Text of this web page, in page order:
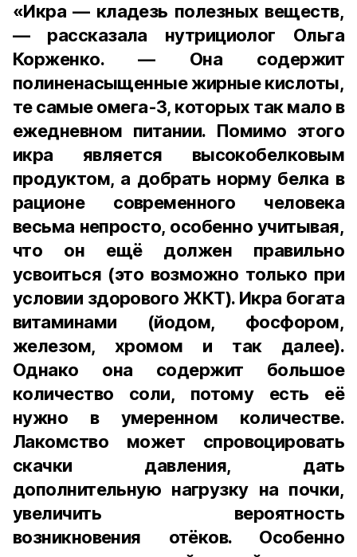
«Икра — кладезь полезных веществ,
— рассказала нутрициолог Ольга
Корженко. — Она содержит
полиненасыщенные жирные кислоты,
те самые омега-3, которых так мало в
ежедневном питании. Помимо этого
икра является высокобелковым
продуктом, а добрать норму белка в
рационе современного человека
весьма непросто, особенно учитывая,
что он ещё должен правильно
усвоиться (это возможно только при
условии здорового ЖКТ). Икра богата
витаминами (йодом, фосфором,
железом, хромом и так далее).
Однако она содержит большое
количество соли, потому есть её
нужно в умеренном количестве.
Лакомство может спровоцировать
скачки давления, дать
дополнительную нагрузку на почки,
увеличить вероятность
возникновения отёков. Особенно